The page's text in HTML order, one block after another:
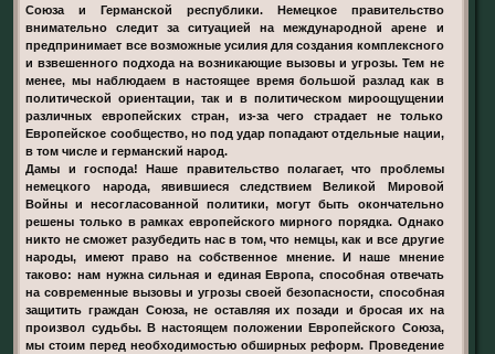
Союза и Германской республики. Немецкое правительство
внимательно следит за ситуацией на международной арене и
предпринимает все возможные усилия для создания комплексного
и взвешенного подхода на возникающие вызовы и угрозы. Тем не
менее, мы наблюдаем в настоящее время большой разлад как в
политической ориентации, так и в политическом мироощущении
различных европейских стран, из-за чего страдает не только
Европейское сообщество, но под удар попадают отдельные нации,
в том числе и германский народ.
Дамы и господа! Наше правительство полагает, что проблемы
немецкого народа, явившиеся следствием Великой Мировой
Войны и несогласованной политики, могут быть окончательно
решены только в рамках европейского мирного порядка. Однако
никто не сможет разубедить нас в том, что немцы, как и все другие
народы, имеют право на собственное мнение. И наше мнение
таково: нам нужна сильная и единая Европа, способная отвечать
на современные вызовы и угрозы своей безопасности, способная
защитить граждан Союза, не оставляя их позади и бросая их на
произвол судьбы. В настоящем положении Европейского Союза,
мы стоим перед необходимостью обширных реформ. Проведение